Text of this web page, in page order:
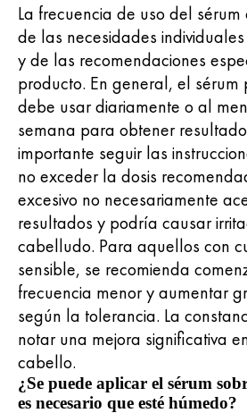
La frecuencia de uso del
de las necesidades
y de las recomendaciones
producto. En general, el
debe usar diariamente o al
semana para obtener
importante seguir las
no exceder la dosis
excesivo no necesariamente
resultados y podría causar
cabelludo. Para aquellos con
sensible, se recomienda
frecuencia menor y aumentar
según la tolerancia. La
notar una mejora significativa
cabello.
¿Se puede aplicar el sérum
es necesario que esté húmedo?